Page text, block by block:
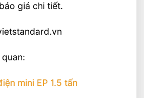
giá chi tiết.
mini EP 1.5 tấn